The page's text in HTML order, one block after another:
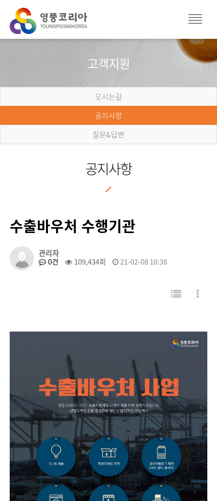
고객지원
오시는길
공지사항
질문&답변
공지사항
수출바우처 수행기관
관리자
0건
109,434회 21-02-08 10:38